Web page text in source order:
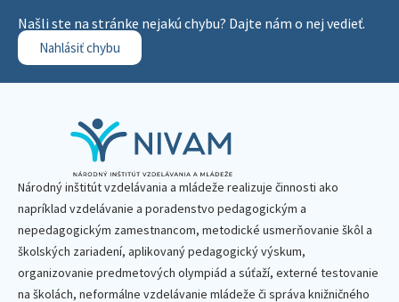
Našli ste na stránke nejakú chybu? Dajte nám o nej vedieť.
Nahlásiť chybu
Národný inštitút vzdelávania a mládeže realizuje činnosti ako
napríklad vzdelávanie a poradenstvo pedagogickým a
nepedagogickým zamestnancom, metodické usmerňovanie škôl a
školských zariadení, aplikovaný pedagogický výskum,
organizovanie predmetových olympiád a súťaží, externé testovanie
na školách, neformálne vzdelávanie mládeže či správa knižničného